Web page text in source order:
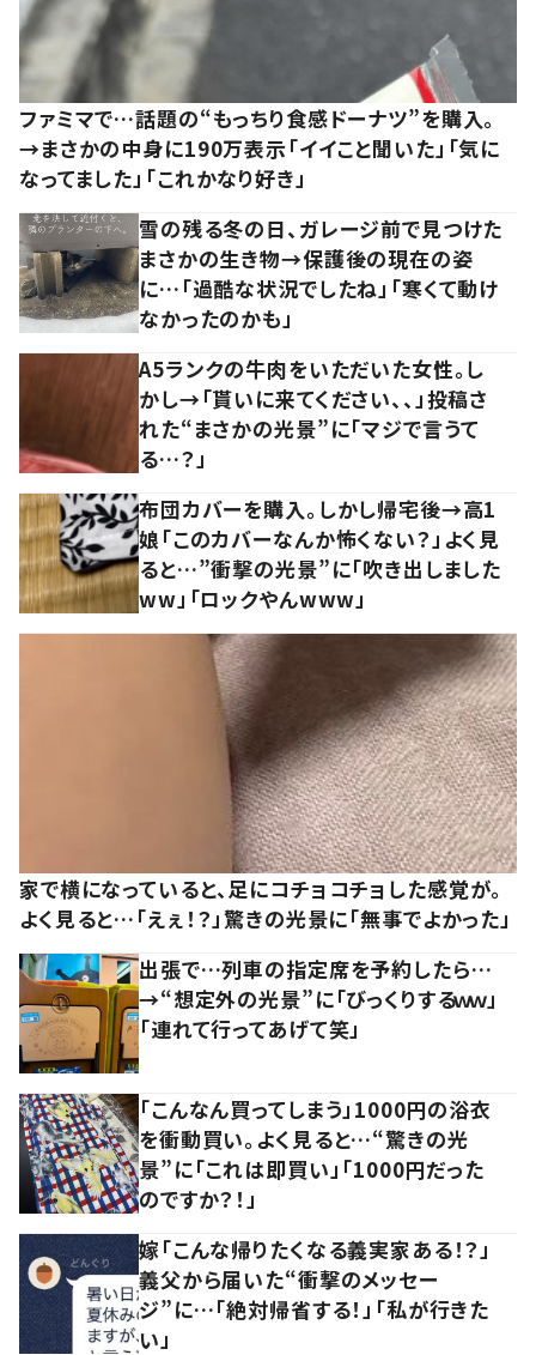
ファミマで…話題の“もっちり食感ドーナツ”を購入。
→まさかの中身に190万表示「イイこと聞いた」「気に
なってました」「これかなり好き」
雪の残る冬の日、ガレージ前で見つけた
まさかの生き物→保護後の現在の姿
に…「過酷な状況でしたね」「寒くて動け
なかったのかも」
A5ランクの牛肉をいただいた女性。し
かし→「貰いに来てください、、」投稿さ
れた“まさかの光景”に「マジで言うて
る…？」
布団カバーを購入。しかし帰宅後→高1
娘「このカバーなんか怖くない？」よく見
ると…”衝撃の光景”に「吹き出しました
ww」「ロックやんwww」
家で横になっていると、足にコチョコチョした感覚が。
よく見ると…「えぇ！？」驚きの光景に「無事でよかった」
出張で…列車の指定席を予約したら…
→“想定外の光景”に「びっくりするｗｗ」
「連れて行ってあげて笑」
「こんなん買ってしまう」1000円の浴衣
を衝動買い。よく見ると…“驚きの光
景”に「これは即買い」「1000円だった
のですか？！」
嫁「こんな帰りたくなる義実家ある！？」
義父から届いた“衝撃のメッセー
ジ”に…「絶対帰省する！」「私が行きた
い」